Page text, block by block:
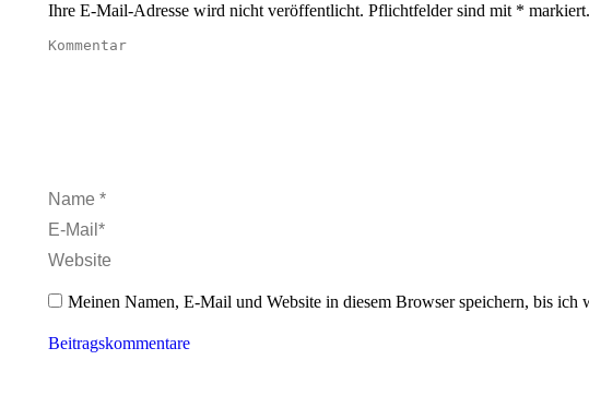
Ihre E-Mail-Adresse wird nicht veröffentlicht. Pflichtfelder sind mit * markiert.
Kommentar
Name *
E-Mail *
Website
Meinen Namen, E-Mail und Website in diesem Browser speichern, bis ich
Beitragskommentare